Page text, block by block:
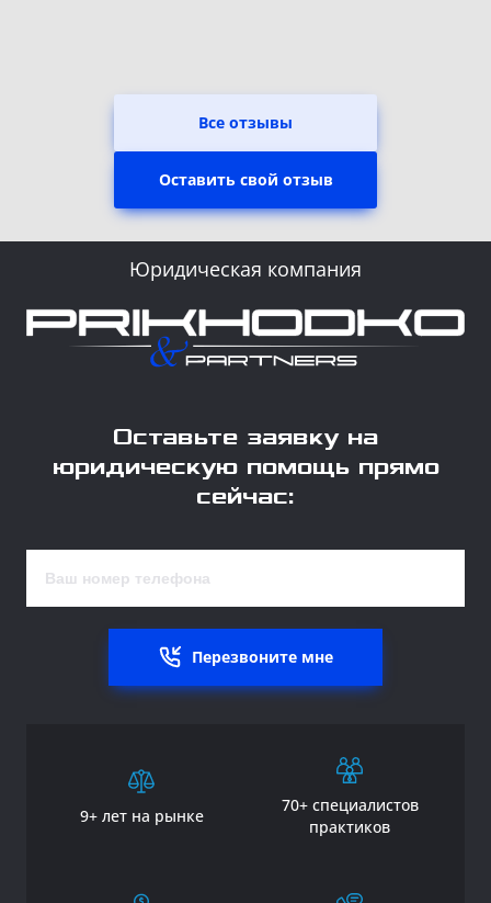
Все отзывы
Оставить свой отзыв
Юридическая компания
Оставьте заявку на
юридическую помощь прямо
сейчас:
Перезвоните мне
9+ лет на рынке
70+ специалистов
практиков